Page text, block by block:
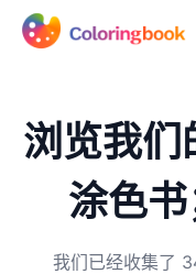
浏览我
涂色书
我们已经收集了